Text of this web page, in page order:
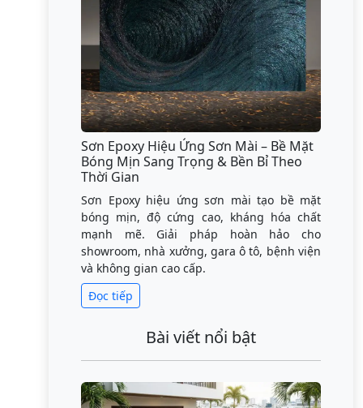
Sơn Epoxy Hiệu Ứng Sơn Mài – Bề Mặt
Bóng Mịn Sang Trọng & Bền Bỉ Theo
Thời Gian
Sơn Epoxy hiệu ứng sơn mài tạo bề mặt
bóng mịn, độ cứng cao, kháng hóa chất
mạnh mẽ. Giải pháp hoàn hảo cho
showroom, nhà xưởng, gara ô tô, bệnh viện
và không gian cao cấp.
Đọc tiếp
Bài viết nổi bật